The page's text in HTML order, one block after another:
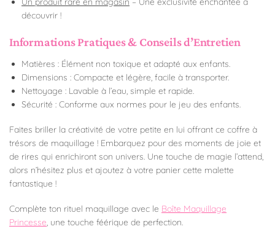
découvrir !
Informations Pratiques & Conseils d’Entretien
Matières : Élément non toxique et adapté aux enfants.
Dimensions : Compacte et légère, facile à transporter.
Nettoyage : Lavable à l’eau, simple et rapide.
Sécurité : Conforme aux normes pour le jeu des enfants.
Faites briller la créativité de votre petite en lui offrant ce coffre à
trésors de maquillage ! Embarquez pour des moments de joie et
de rires qui enrichiront son univers. Une touche de magie l’attend,
alors n’hésitez plus et ajoutez à votre panier cette malette
fantastique !
Complète ton rituel maquillage avec le Boîte Maquillage
Princesse , une touche féérique de perfection.